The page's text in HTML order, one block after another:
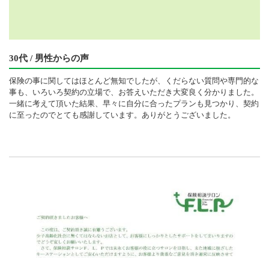
30代 / 男性からの声
保険の事に関してはほとんど無知でしたが、くだらない質問や専門的な
事も、いろいろ契約の立場で、お答えいただき大変良く分かりました。
一緒に考えて頂いた結果、早々に自分に合ったプランも見つかり、契約
に至ったのでとても感謝しています。ありがとうございました。